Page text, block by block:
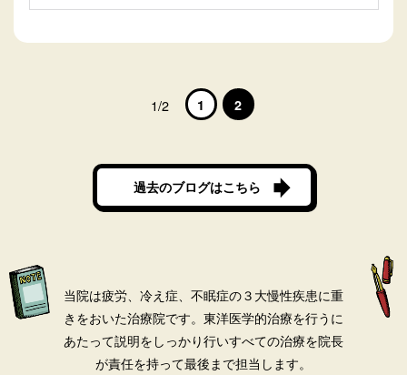
1/2 1 2
過去のブログはこちら
当院は疲労、冷え症、不眠症の３大慢性疾患に重
きをおいた治療院です。 東洋医学的治療を行うに
あたって説明をしっかり行いすべての治療を院長
が責任を持って最後まで担当します。